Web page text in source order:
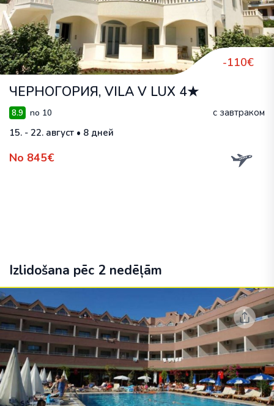
-110€
ЧЕРНОГОРИЯ, VILA V LUX 4★
8.9 no 10
с завтраком
15. - 22. август • 8 дней
No 845€
Izlidošana pēc 2 nedēļām